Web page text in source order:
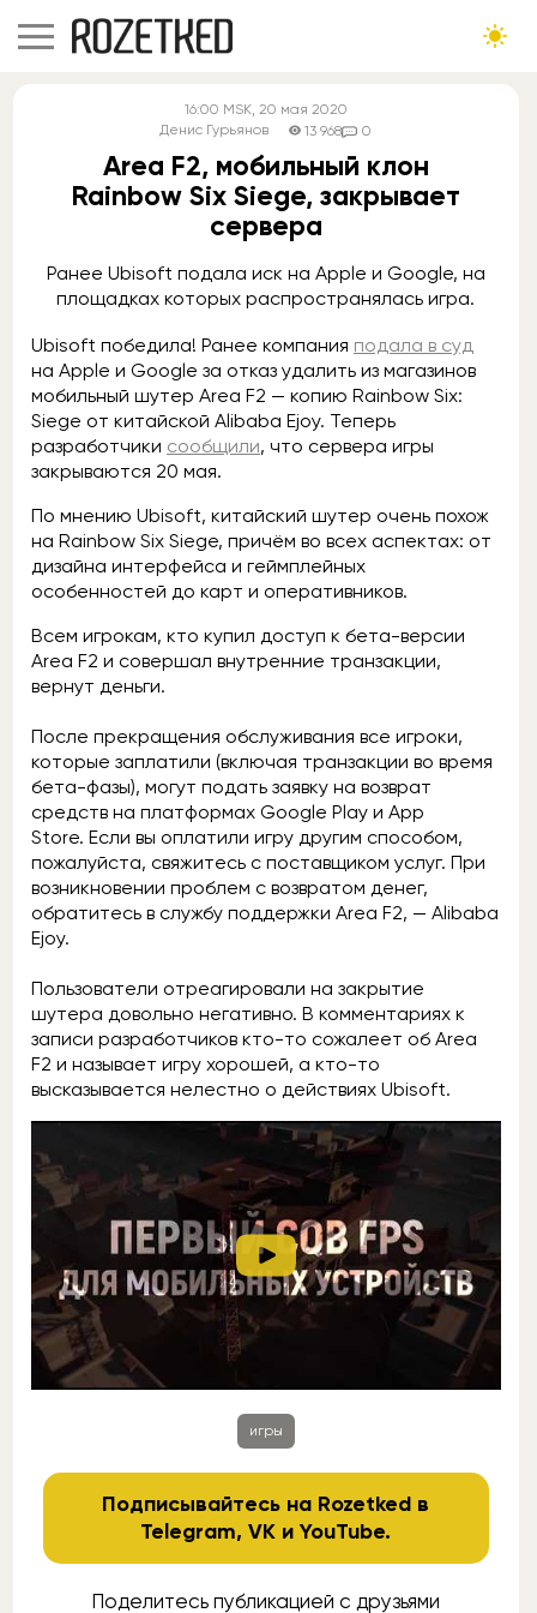
16:00 MSK, 20 мая 2020
Денис Гурьянов
13 968 0
Area F2, мобильный клон
Rainbow Six Siege, закрывает
сервера
Ранее Ubisoft подала иск на Apple и Google, на
площадках которых распространялась игра.
Ubisoft победила! Ранее компания подала в суд
на Apple и Google за отказ удалить из магазинов
мобильный шутер Area F2 — копию Rainbow Six:
Siege от китайской Alibaba Ejoy. Теперь
разработчики сообщили, что сервера игры
закрываются 20 мая.
По мнению Ubisoft, китайский шутер очень похож
на Rainbow Six Siege, причём во всех аспектах: от
дизайна интерфейса и геймплейных
особенностей до карт и оперативников.
Всем игрокам, кто купил доступ к бета-версии
Area F2 и совершал внутренние транзакции,
вернут деньги.
После прекращения обслуживания все игроки,
которые заплатили (включая транзакции во время
бета-фазы), могут подать заявку на возврат
средств на платформах Google Play и App
Store. Если вы оплатили игру другим способом,
пожалуйста, свяжитесь с поставщиком услуг. При
возникновении проблем с возвратом денег,
обратитесь в службу поддержки Area F2, — Alibaba
Ejoy.
Пользователи отреагировали на закрытие
шутера довольно негативно. В комментариях к
записи разработчиков кто-то сожалеет об Area
F2 и называет игру хорошей, а кто-то
высказывается нелестно о действиях Ubisoft.
игры
Подписывайтесь на Rozetked в
Telegram,VK иYouTube.
Поделитесь публикацией с друзьями